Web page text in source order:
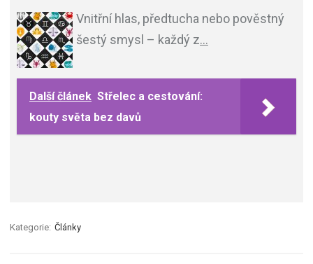
Vnitřní hlas, předtucha nebo pověstný
šestý smysl – každý z…
Další článek Střelec a cestování:
kouty světa bez davů
Kategorie: Články